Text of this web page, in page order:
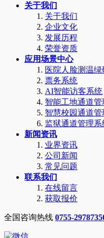
关于我们
关于我们
企业文化
发展历程
荣誉资质
应用场景中心
医院人脸测温
票务系统
AI智能访客系统
智能工地通道管
智慧校园通道管
监狱通道管理系
新闻资讯
业界资讯
公司新闻
常见问题
联系我们
在线留言
获取报价
全国咨询热线 0755-